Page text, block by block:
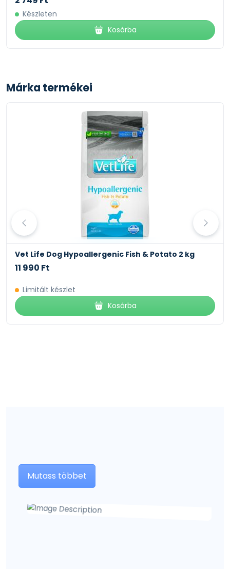
Készleten
Kosárba
Márka termékei
Vet Life Dog Hypoallergenic Fish & Potato 2 kg
11 990 Ft
Limitált készlet
Kosárba
Mutass többet